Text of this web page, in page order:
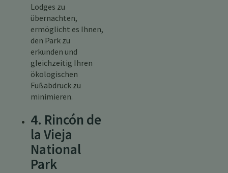
Lodges zu
übernachten,
ermöglicht es Ihnen,
den Park zu
erkunden und
gleichzeitig Ihren
ökologischen
Fußabdruck zu
minimieren.
4. Rincón de
la Vieja
National
Park